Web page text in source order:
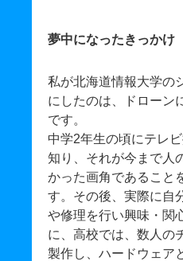
夢中になったきっかけ
私が北海道情報大学の
にしたのは、ドローン
です。
中学2年生の頃にテレ
知り、それが今まで人
かった画角であること
す。その後、実際に自
や修理を行い興味・関
に、高校では、数人の
製作し、ハードウェア